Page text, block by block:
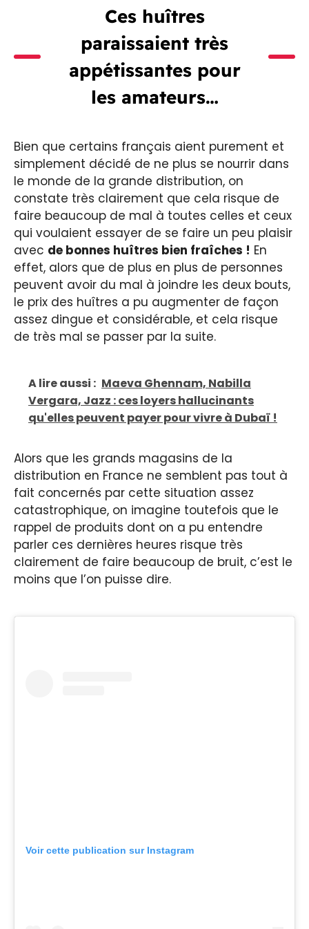
Ces huîtres
paraissaient très
appétissantes pour
les amateurs…
Bien que certains français aient purement et
simplement décidé de ne plus se nourrir dans
le monde de la grande distribution, on
constate très clairement que cela risque de
faire beaucoup de mal à toutes celles et ceux
qui voulaient essayer de se faire un peu plaisir
avec de bonnes huîtres bien fraîches ! En
effet, alors que de plus en plus de personnes
peuvent avoir du mal à joindre les deux bouts,
le prix des huîtres a pu augmenter de façon
assez dingue et considérable, et cela risque
de très mal se passer par la suite.
A lire aussi : Maeva Ghennam, Nabilla
Vergara, Jazz : ces loyers hallucinants
qu'elles peuvent payer pour vivre à Dubaï !
Alors que les grands magasins de la
distribution en France ne semblent pas tout à
fait concernés par cette situation assez
catastrophique, on imagine toutefois que le
rappel de produits dont on a pu entendre
parler ces dernières heures risque très
clairement de faire beaucoup de bruit, c’est le
moins que l’on puisse dire.
Voir cette publication sur Instagram